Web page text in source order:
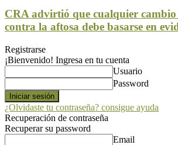
CRA advirtió que cualquier cambio
contra la aftosa debe basarse en
Registrarse
¡Bienvenido! Ingresa en tu cuenta
Usuario
Password
¿Olvidaste tu contraseña? consigue ayuda
Recuperación de contraseña
Recuperar su password
Email